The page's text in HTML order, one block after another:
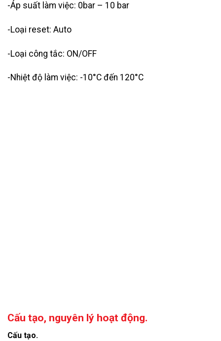
-Áp suất làm việc: 0bar – 10 bar
-Loại reset: Auto
-Loại công tắc: ON/OFF
-Nhiệt độ làm việc: -10°C đến 120°C
Cấu tạo, nguyên lý hoạt động.
Cấu tạo.